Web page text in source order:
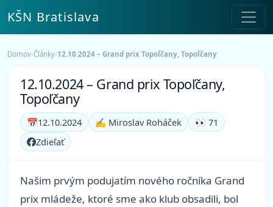
KŠN Bratislava
Domov›Články›12.10.2024 – Grand prix Topoľčany, Topoľčany
12.10.2024 – Grand prix Topoľčany,
Topoľčany
📅12.10.2024 ✍️ Miroslav Roháček
👀 71
Zdieľať
Našim prvým podujatím nového ročníka Grand
prix mládeže, ktoré sme ako klub obsadili, bol